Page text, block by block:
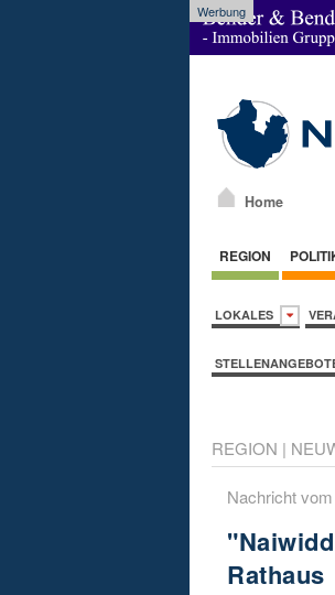
Werbung
Home
REGION
LOKALES
REGION |
Nachricht
Rathaus